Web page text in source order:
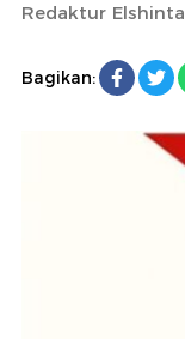
Redaktur Elshinta
Bagikan: